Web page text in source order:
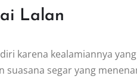
Lalan
karena kealamiannya
segar yang